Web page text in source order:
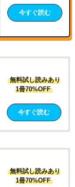
今すぐ読む
無料試し読みあり
1冊70%OFF
今すぐ読む
無料試し読みあり
1冊70%OFF